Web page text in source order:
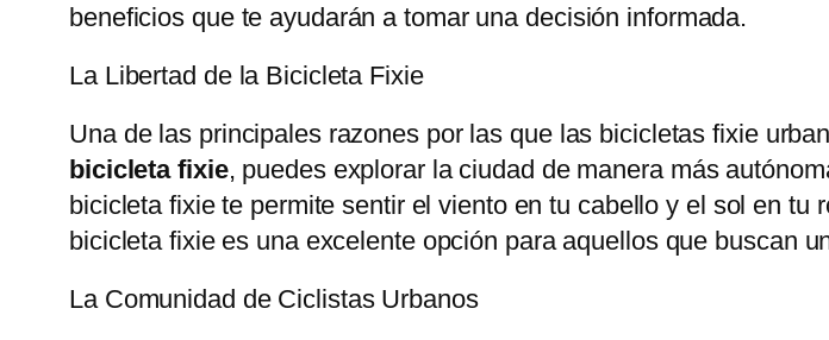
beneficios que te ayudarán a tomar una decisión informada.
La Libertad de la Bicicleta Fixie
Una de las principales razones por las que las bicicletas fixie
bicicleta fixie, puedes explorar la ciudad de manera más
bicicleta fixie te permite sentir el viento en tu cabello y el sol en
bicicleta fixie es una excelente opción para aquellos que buscan
La Comunidad de Ciclistas Urbanos